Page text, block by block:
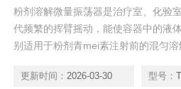
粉剂溶解微量振荡器是治疗室、化验
代频繁的挥臂摇动，能使容器中的液
别适用于粉剂青mei素注射前的混匀溶
更新时间： 2026-03-30 型号：